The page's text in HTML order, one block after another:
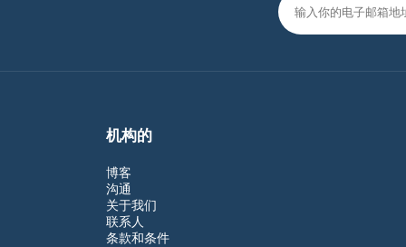
机构的
博客
沟通
关于我们
联系人
条款和条件